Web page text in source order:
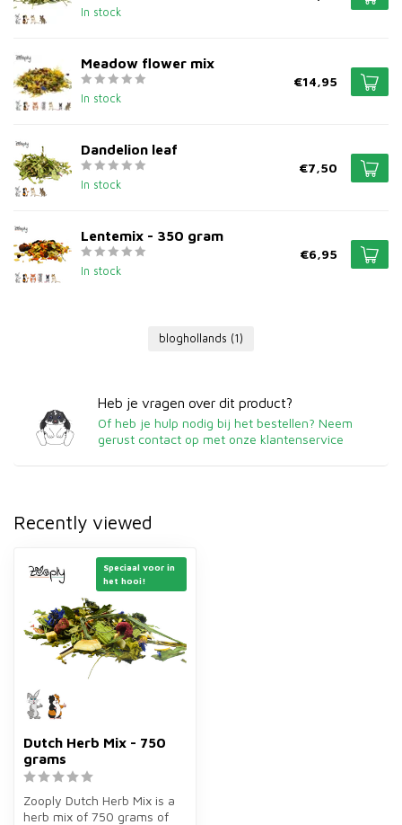
In stock
Meadow flower mix
In stock
€14,95
Dandelion leaf
In stock
€7,50
Lentemix - 350 gram
In stock
€6,95
bloghollands (1)
Heb je vragen over dit product?
Of heb je hulp nodig bij het bestellen? Neem
gerust contact op met onze klantenservice
Recently viewed
Speciaal voor in
het hooi!
Dutch Herb Mix - 750
grams
Zooply Dutch Herb Mix is a
herb mix of 750 grams of